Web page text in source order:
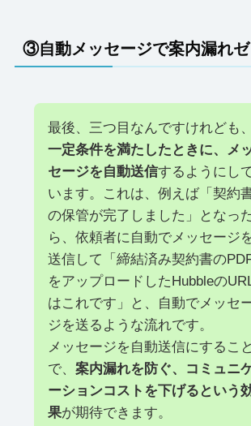
③自動メッセージで案内漏れゼ
最後、三つ目なんですけれども、
一定条件を満たしたときに、メ
セージを自動送信するようにし
います。これは、例えば「契約
の保管が完了しました」となっ
ら、依頼者に自動でメッセージ
送信して「締結済み契約書の
をアップロードしたHubbleの
はこれです」と、自動でメッセ
ジを送るような流れです。
メッセージを自動送信にすること
で、 案内漏れを防ぐ、コミュニ
ーションコストを下げるという
果が期待できます。